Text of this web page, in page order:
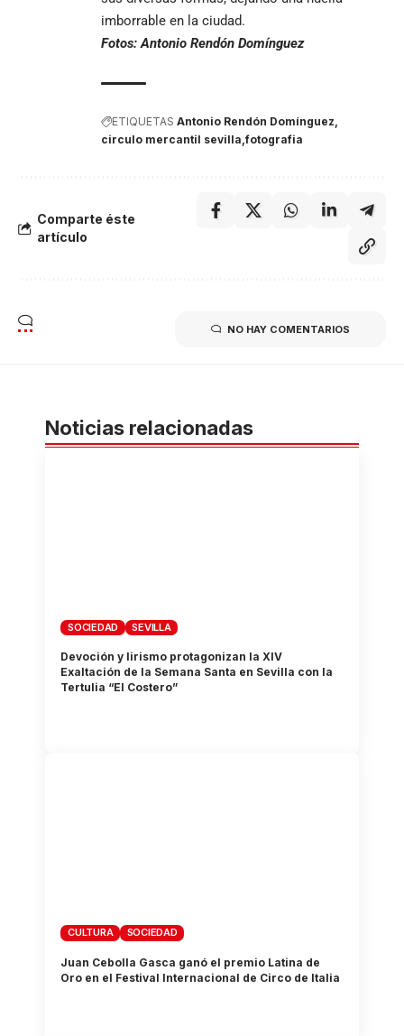
imborrable en la ciudad.
Fotos: Antonio Rendón Domínguez
ETIQUETAS Antonio Rendón Domínguez
circulo mercantil sevilla fotografia
Comparte éste
artículo
NO HAY COMENTARIOS
Noticias relacionadas
SOCIEDAD SEVILLA
Devoción y lirismo protagonizan la XIV
Exaltación de la Semana Santa en Sevilla con la
Tertulia “El Costero”
CULTURA SOCIEDAD
Juan Cebolla Gasca ganó el premio Latina de
Oro en el Festival Internacional de Circo de Italia